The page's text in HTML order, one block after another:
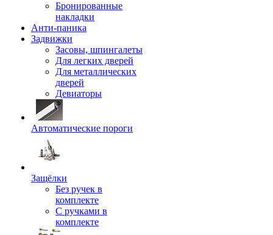
Бронированные
накладки
Анти-паника
Задвижки
Засовы, шпингалеты
Для легких дверей
Для металлических
дверей
Девиаторы
Автоматические пороги
Защёлки
Без ручек в
комплекте
С ручками в
комплекте